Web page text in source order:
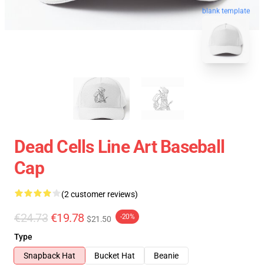
blank template
Dead Cells Line Art Baseball
Cap
(2 customer reviews)
€24.73 €19.78 $21.50 -20%
Type
Snapback Hat
Bucket Hat
Beanie